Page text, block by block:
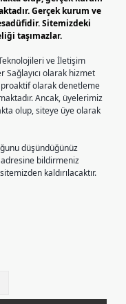
Gerçek kurum ve
Sitemizdeki
taşımazlar.
ve İletişim
Sağlayıcı olarak hizmet
olarak denetleme
Ancak, üyelerimiz
olup, siteye üye olarak
düşündüğünüz
adresine bildirmeniz
kaldırılacaktır.